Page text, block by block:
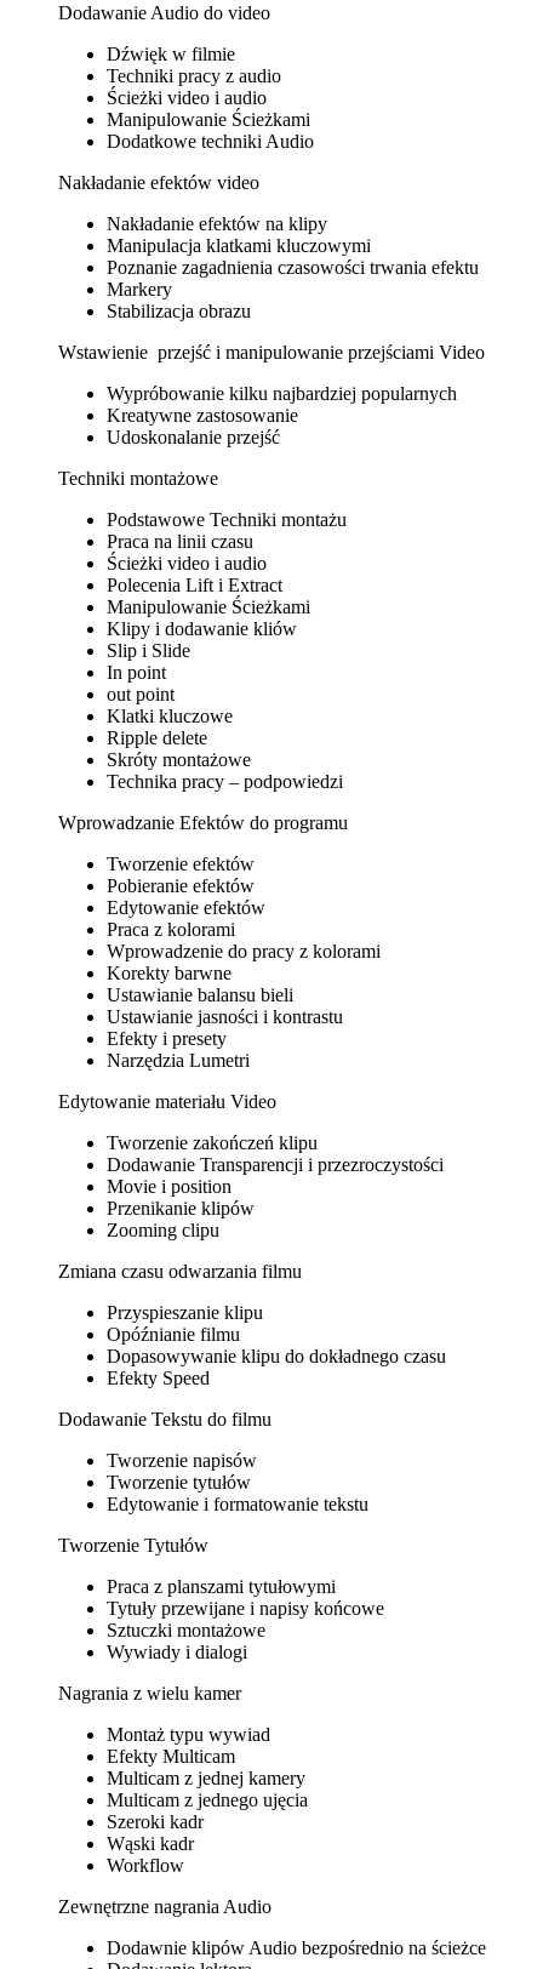
Dodawanie Audio do video
Dźwięk w filmie
Techniki pracy z audio
Ścieżki video i audio
Manipulowanie Ścieżkami
Dodatkowe techniki Audio
Nakładanie efektów video
Nakładanie efektów na klipy
Manipulacja klatkami kluczowymi
Poznanie zagadnienia czasowości trwania efektu
Markery
Stabilizacja obrazu
Wstawienie przejść i manipulowanie przejściami Video
Wypróbowanie kilku najbardziej popularnych
Kreatywne zastosowanie
Udoskonalanie przejść
Techniki montażowe
Podstawowe Techniki montażu
Praca na linii czasu
Ścieżki video i audio
Polecenia Lift i Extract
Manipulowanie Ścieżkami
Klipy i dodawanie kliów
Slip i Slide
In point
out point
Klatki kluczowe
Ripple delete
Skróty montażowe
Technika pracy – podpowiedzi
Wprowadzanie Efektów do programu
Tworzenie efektów
Pobieranie efektów
Edytowanie efektów
Praca z kolorami
Wprowadzenie do pracy z kolorami
Korekty barwne
Ustawianie balansu bieli
Ustawianie jasności i kontrastu
Efekty i presety
Narzędzia Lumetri
Edytowanie materiału Video
Tworzenie zakończeń klipu
Dodawanie Transparencji i przezroczystości
Movie i position
Przenikanie klipów
Zooming clipu
Zmiana czasu odwarzania filmu
Przyspieszanie klipu
Opóźnianie filmu
Dopasowywanie klipu do dokładnego czasu
Efekty Speed
Dodawanie Tekstu do filmu
Tworzenie napisów
Tworzenie tytułów
Edytowanie i formatowanie tekstu
Tworzenie Tytułów
Praca z planszami tytułowymi
Tytuły przewijane i napisy końcowe
Sztuczki montażowe
Wywiady i dialogi
Nagrania z wielu kamer
Montaż typu wywiad
Efekty Multicam
Multicam z jednej kamery
Multicam z jednego ujęcia
Szeroki kadr
Wąski kadr
Workflow
Zewnętrzne nagrania Audio
Dodawnie klipów Audio bezpośrednio na ścieżce